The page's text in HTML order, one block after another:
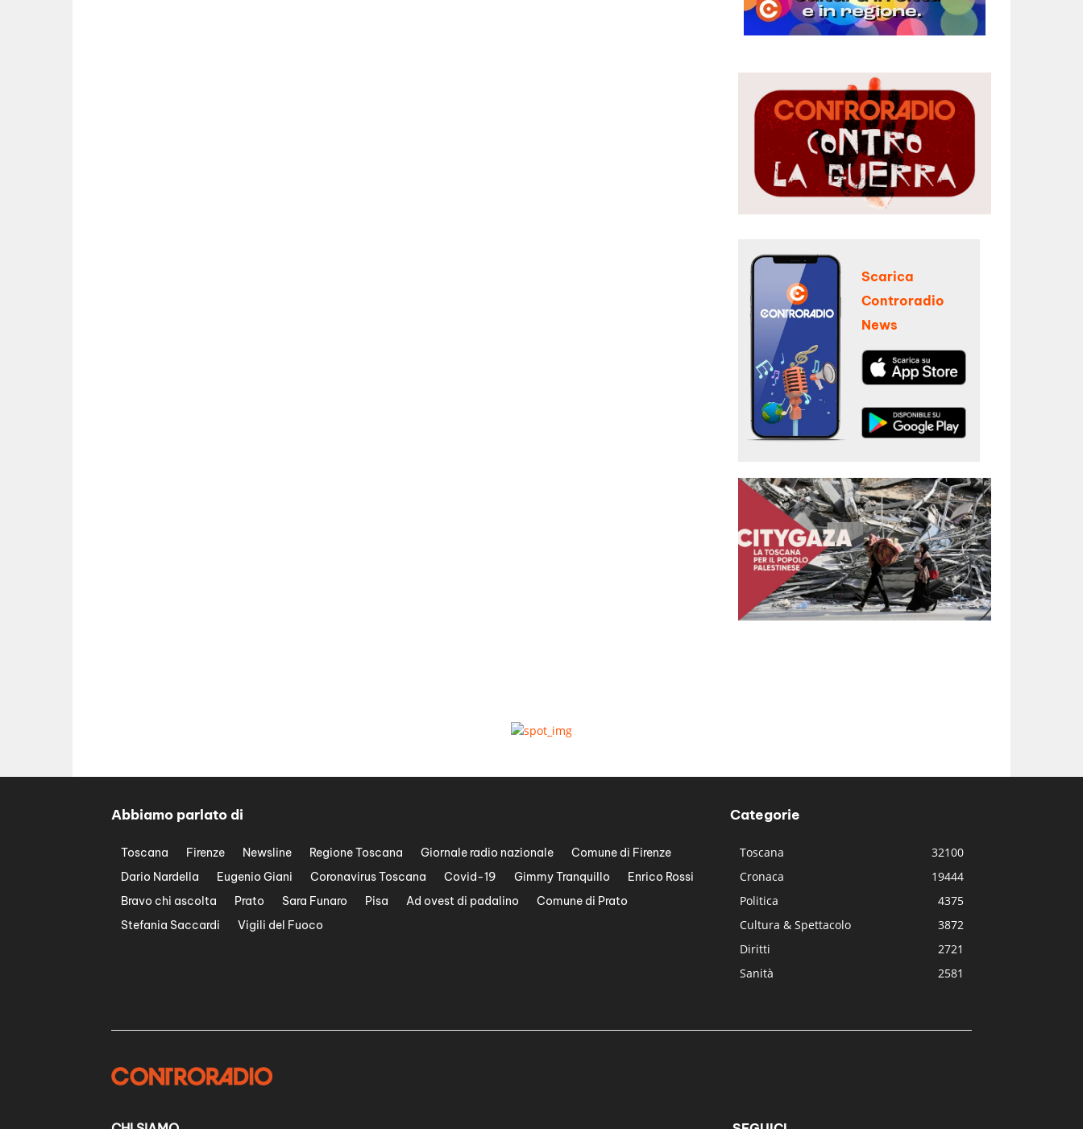
Scarica
Controradio
News
Abbiamo parlato di
Toscana Firenze Newsline Regione Toscana Giornale radio nazionale
Comune di Firenze
Dario Nardella
Eugenio Giani Coronavirus Toscana Covid-19 Gimmy Tranquillo
Enrico Rossi
Bravo chi ascolta
Prato Sara Funaro Pisa Ad ovest di padalino
Comune di Prato
Stefania Saccardi
Vigili del Fuoco
Categorie
Toscana
32100
Cronaca
19444
Politica
4375
Cultura & Spettacolo
3872
Diritti
2721
Sanità
2581